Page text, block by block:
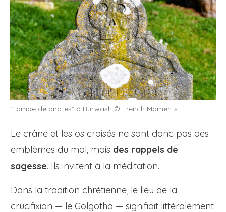
"Tombe de pirates" à Burwash © French Moments
Le crâne et les os croisés ne sont donc pas des
emblèmes du mal, mais des rappels de
sagesse. Ils invitent à la méditation.
Dans la tradition chrétienne, le lieu de la
crucifixion — le Golgotha — signifiait littéralement